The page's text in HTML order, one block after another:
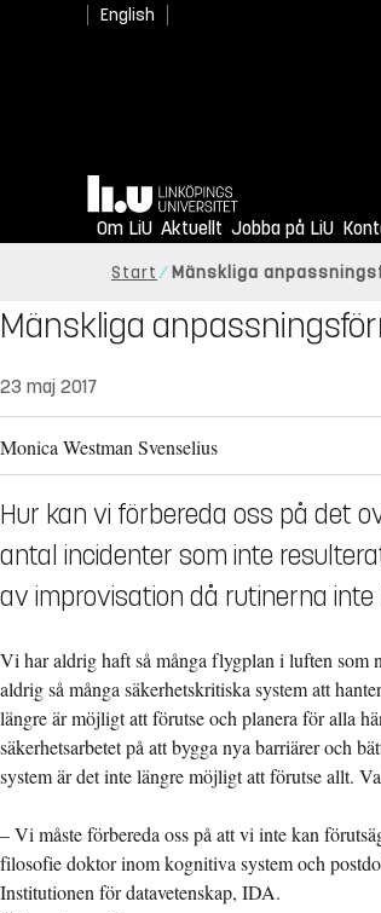
English
Hem
Om LiU Aktuellt Jobba på LiU
Start Mänskliga
Mänskliga
23 maj 2017
Monica Westman Svenselius
Hur kan vi förbereda oss på det
antal incidenter som inte
av improvisation då rutinerna
Vi har aldrig haft så många flygplan i luften som
aldrig så många säkerhetskritiska system att
längre är möjligt att förutse och planera för alla
säkerhetsarbetet på att bygga nya barriärer och
system är det inte längre möjligt att förutse allt.
– Vi måste förbereda oss på att vi inte kan
filosofie doktor inom kognitiva system och
Institutionen för datavetenskap, IDA.